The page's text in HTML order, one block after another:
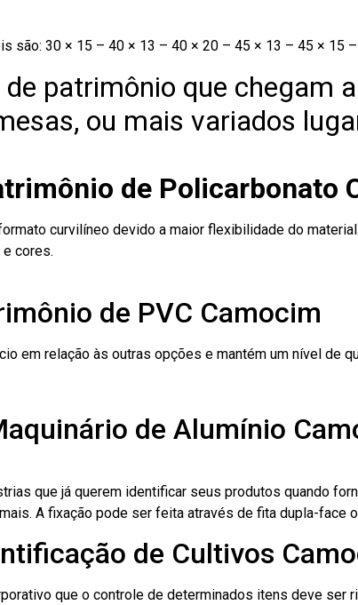
são: 30 × 15 – 40 × 13 – 40 × 20 – 45 × 13 – 45 × 15
patrimônio que chegam
ou mais variados
de Policarbonato
curvilíneo devido a maior flexibilidade do
cores.
de PVC Camocim
em relação às outras opções e mantém um nível de
de Alumínio
que já querem identificar seus produtos quando
A fixação pode ser feita através de fita dupla-face
de Cultivos
que o controle de determinados itens deve ser